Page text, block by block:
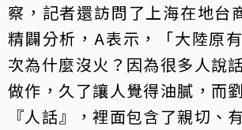
察，記者還訪問了上海在地台
精闢分析，A表示，「大陸原
次為什麼沒火？因為很多人說
做作，久了讓人覺得油膩，而
『人話』，裡面包含了親切、